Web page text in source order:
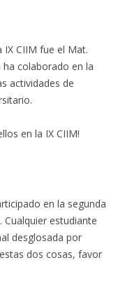
IX CIIM fue el Mat.
ha colaborado en la
actividades de
en la IX CIIM!
en la segunda
estudiante
desglosada por
dos cosas, favor